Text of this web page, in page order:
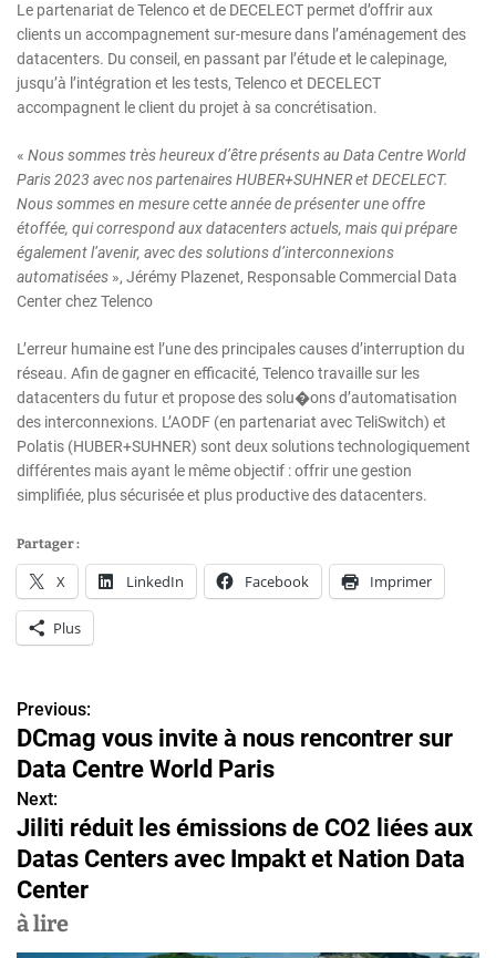
Le partenariat de Telenco et de DECELECT permet d’offrir aux
clients un accompagnement sur-mesure dans l’aménagement des
datacenters. Du conseil, en passant par l’étude et le calepinage,
jusqu’à l’intégration et les tests, Telenco et DECELECT
accompagnent le client du projet à sa concrétisation.
« Nous sommes très heureux d’être présents au Data Centre World
Paris 2023 avec nos partenaires HUBER+SUHNER et DECELECT.
Nous sommes en mesure cette année de présenter une offre
étoffée, qui correspond aux datacenters actuels, mais qui prépare
également l’avenir, avec des solutions d’interconnexions
automatisées », Jérémy Plazenet, Responsable Commercial Data
Center chez Telenco
L’erreur humaine est l’une des principales causes d’interruption du
réseau. Afin de gagner en efficacité, Telenco travaille sur les
datacenters du futur et propose des solu�ons d’automatisation
des interconnexions. L’AODF (en partenariat avec TeliSwitch) et
Polatis (HUBER+SUHNER) sont deux solutions technologiquement
différentes mais ayant le même objectif : offrir une gestion
simplifiée, plus sécurisée et plus productive des datacenters.
Partager :
X LinkedIn Facebook Imprimer
Plus
N
a
v
i
g
a
Previous:
DCmag vous invite à nous rencontrer sur
Data Centre World Paris
Next:
Jiliti réduit les émissions de CO2 liées aux
Datas Centers avec Impakt et Nation Data
Center
à lire